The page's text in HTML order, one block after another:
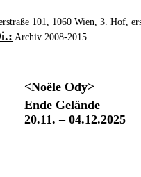
101, 1060 Wien, 3. Hof,
Archiv 2008-2015
<Noële Ody>
Ende Gelände
20.11. – 04.12.2025